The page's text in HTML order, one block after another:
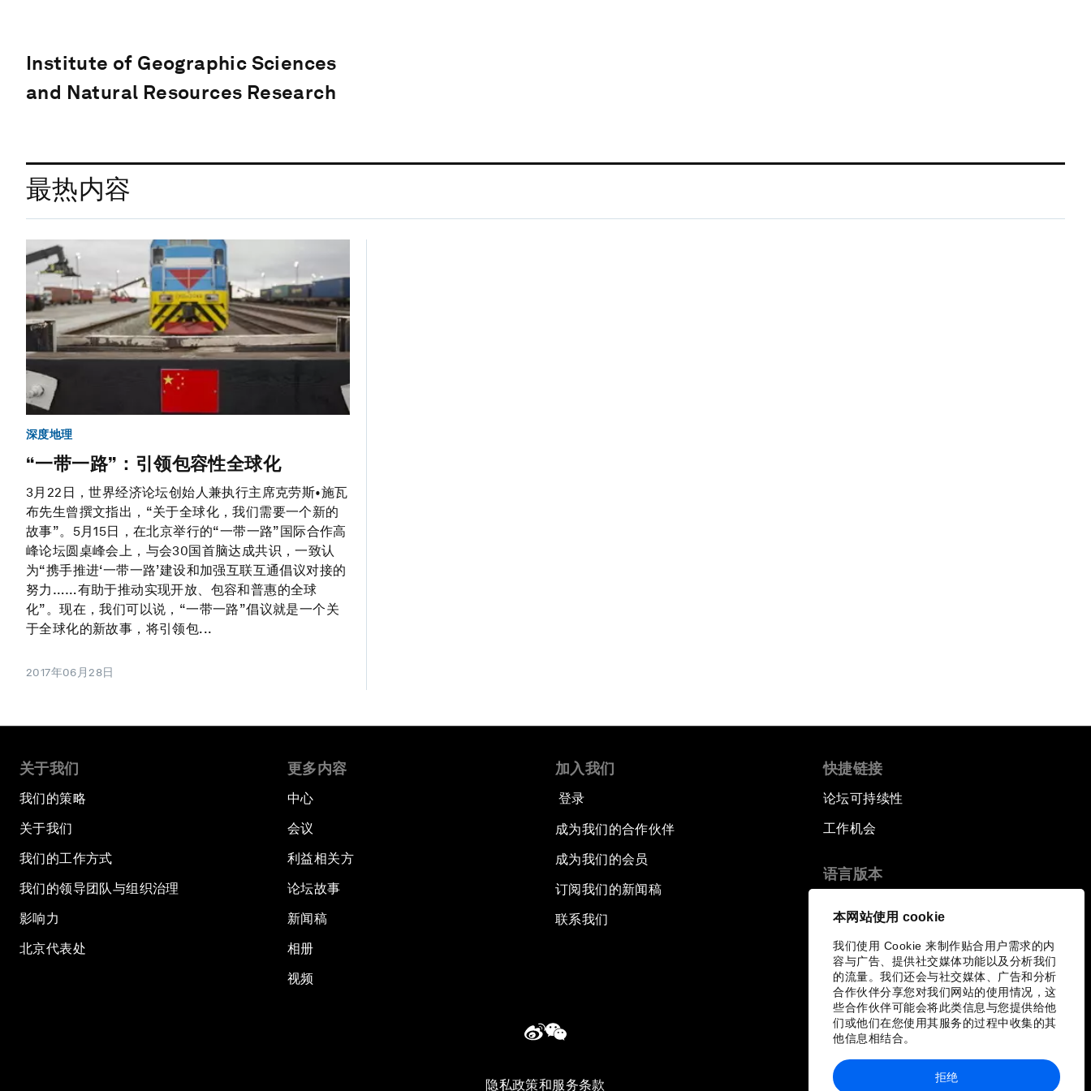
本网站使用 cookie
我们使用 Cookie 来制作贴合用户需求的内
容与广告、提供社交媒体功能以及分析我们
的流量。我们还会与社交媒体、广告和分析
合作伙伴分享您对我们网站的使用情况，这
些合作伙伴可能会将此类信息与您提供给他
们或他们在您使用其服务的过程中收集的其
他信息相结合。
拒绝
Institute of Geographic Sciences
and Natural Resources Research
最热内容
深度地理
“一带一路”：引领包容性全球化
3月22日，世界经济论坛创始人兼执行主席克劳斯•施瓦
布先生曾撰文指出，“关于全球化，我们需要一个新的
故事”。5月15日，在北京举行的“一带一路”国际合作高
峰论坛圆桌峰会上，与会30国首脑达成共识，一致认
为“携手推进‘一带一路’建设和加强互联互通倡议对接的
努力……有助于推动实现开放、包容和普惠的全球
化”。现在，我们可以说，“一带一路”倡议就是一个关
于全球化的新故事，将引领包...
2017年06月28日
关于我们
我们的策略
关于我们
我们的工作方式
我们的领导团队与组织治理
影响力
北京代表处
更多内容
中心
会议
利益相关方
论坛故事
新闻稿
相册
视频
加入我们
登录
成为我们的合作伙伴
成为我们的会员
订阅我们的新闻稿
联系我们
快捷链接
论坛可持续性
工作机会
语言版本
隐私政策和服务条款